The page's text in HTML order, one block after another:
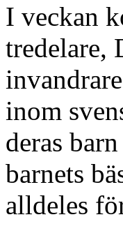
I veckan
tredelare,
inom
deras
barnets
alldeles